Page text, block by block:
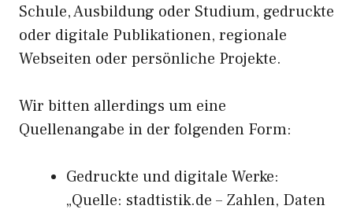
Schule, Ausbildung oder Studium, gedruckte
oder digitale Publikationen, regionale
Webseiten oder persönliche Projekte.
Wir bitten allerdings um eine
Quellenangabe in der folgenden Form:
Gedruckte und digitale Werke:
„Quelle: stadtistik.de – Zahlen, Daten